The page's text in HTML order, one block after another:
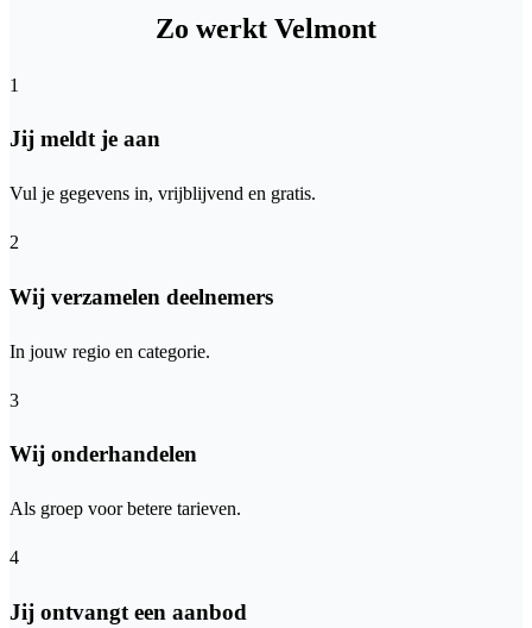
Zo werkt Velmont
1
Jij meldt je aan
Vul je gegevens in, vrijblijvend en gratis.
2
Wij verzamelen deelnemers
In jouw regio en categorie.
3
Wij onderhandelen
Als groep voor betere tarieven.
4
Jij ontvangt een aanbod